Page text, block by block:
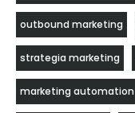
outbound marketing
strategia marketing
marketing automation